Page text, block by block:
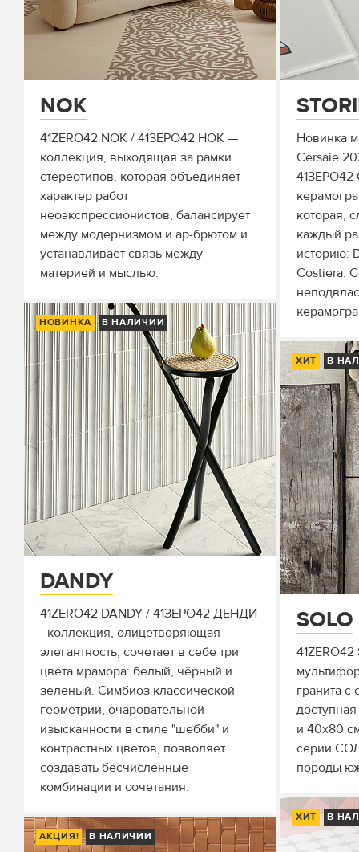
NOK
41ZERO42 NOK / 41ЗЕРО42 НОК —
коллекция, выходящая за рамки
стереотипов, которая объединяет
характер работ
неоэкспрессионистов, балансирует
между модернизмом и ар-брютом и
устанавливает связь между
материей и мыслью.
Новинка
Cersaie
которая,
каждый
историю:
Costiera.
НОВИНКА В НАЛИЧИИ
DANDY
41ZERO42 DANDY / 41ЗЕРО42 ДЕНДИ
- коллекция, олицетворяющая
элегантность, сочетает в себе три
цвета мрамора: белый, чёрный и
зелёный. Симбиоз классической
геометрии, очаровательной
изысканности в стиле "шебби" и
контрастных цветов, позволяет
создавать бесчисленные
комбинации и сочетания.
ХИТ В
SOLO
гранита с
и 40x80
серии
породы
ХИТ В
АКЦИЯ! В НАЛИЧИИ